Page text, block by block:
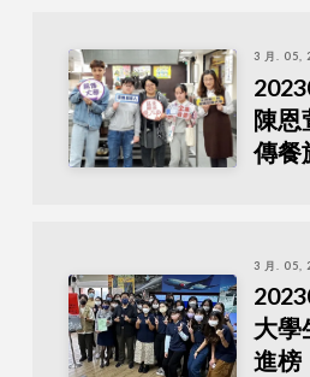
3 月. 05,
陳恩
傳餐
3 月. 05,
大學
進榜